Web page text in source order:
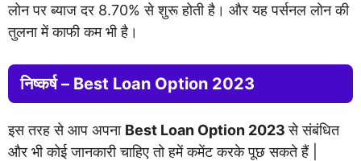
लोन पर ब्याज दर 8.70% से शुरू होती है। और यह पर्सनल लोन की
तुलना में काफी कम भी है।
निष्कर्ष – Best Loan Option 2023
इस तरह से आप अपना Best Loan Option 2023से संबंधित
और भी कोई जानकारी चाहिए तो हमें कमेंट करके पूछ सकते हैं |